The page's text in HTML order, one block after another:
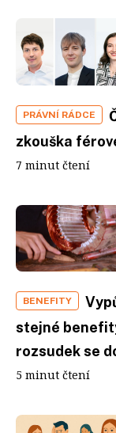
PRÁVNÍ RÁDCE
zkouška
7 minut čtení
BENEFITY
stejné
rozsudek se
5 minut čtení